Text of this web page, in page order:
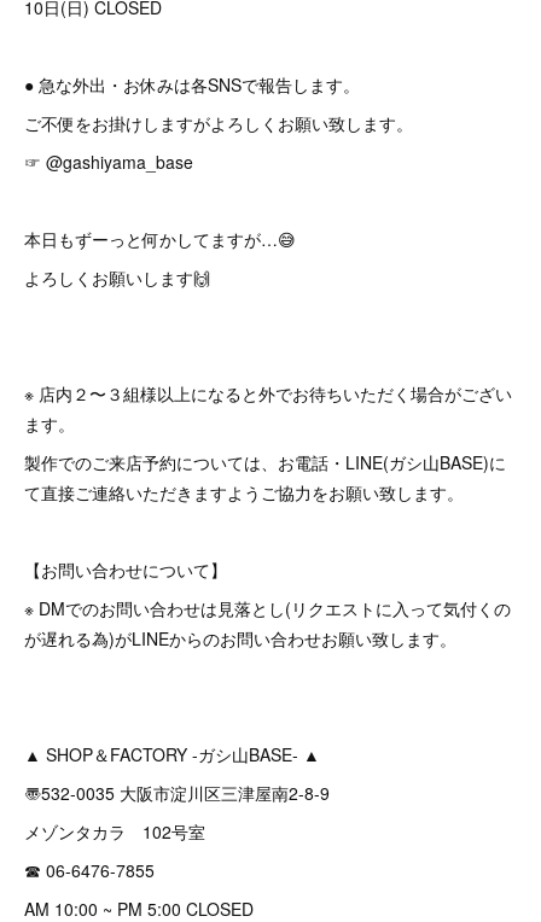
10日(日) CLOSED
● 急な外出・お休みは各SNSで報告します。
ご不便をお掛けしますがよろしくお願い致します。
☞ @gashiyama_base
本日もずーっと何かしてますが…😅
よろしくお願いします🙌
※ 店内２〜３組様以上になると外でお待ちいただく場合がござい
ます。
製作でのご来店予約については、お電話・LINE(ガシ山BASE)に
て直接ご連絡いただきますようご協力をお願い致します。
【お問い合わせについて】
※ DMでのお問い合わせは見落とし(リクエストに入って気付くの
が遅れる為)がLINEからのお問い合わせお願い致します。
▲ SHOP＆FACTORY -ガシ山BASE- ▲
〠532-0035 大阪市淀川区三津屋南2-8-9
メゾンタカラ 102号室
☎︎ 06-6476-7855
AM 10:00 ~ PM 5:00 CLOSED